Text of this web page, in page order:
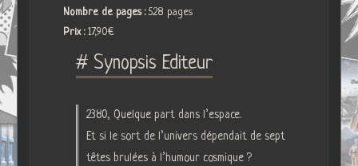
Nombre de pages :528 pages
Prix :17,90€
# Synopsis Editeur
2380, Quelque part dans l’espace.
Et si le sort de l’univers dépendait de sept
têtes brulées à l’humour cosmique ?